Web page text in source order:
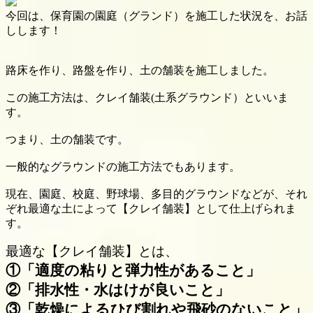
今回は、保育園の園庭（グランド）を施工した状況を、お話
しします！
路床を作り、路盤を作り、土の舗装を施工しました。
この施工方法は、クレイ舗装(土系グラウンド）といいま
す。
つまり、土の舗装です。
一般的なグラウンドの施工方法でもあります。
現在、園庭、校庭、野球場、多目的グラウンドなどが、それ
ぞれ最適な土によって【クレイ舗装】として仕上げられま
す。
最適な【クレイ舗装】とは、
①「適度の粘りと弾力性があること」
②「排水性・水はけが良いこと」
③「乾燥によるひび割れや飛砂のないこと」